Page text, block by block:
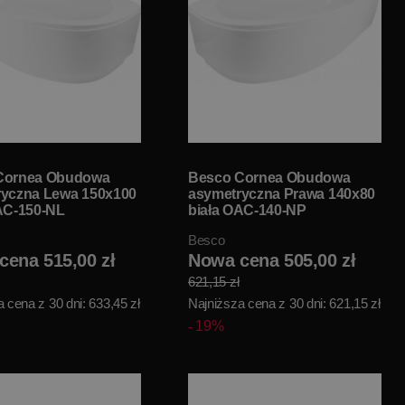
Obudowa
Lewa 150x100
150-NL
515,00 zł
cena z 30 dni: 633,45 zł
Besco Cornea Obudowa
asymetryczna Prawa 140x80
biała OAC-140-NP
Besco
Nowa cena 505,00 zł
621,15 zł
Najniższa cena z 30 dni: 621,15 zł
19%